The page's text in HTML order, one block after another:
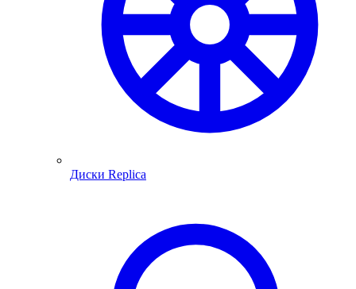
Диски Replica